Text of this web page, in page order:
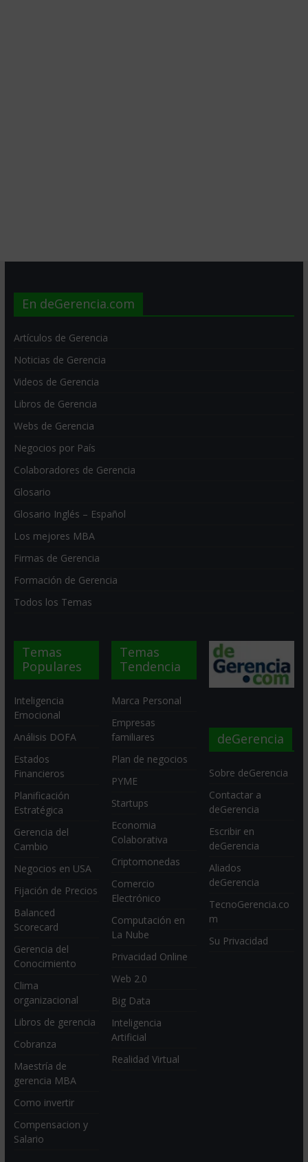
En deGerencia.com
Artículos de Gerencia
Noticias de Gerencia
Videos de Gerencia
Libros de Gerencia
Webs de Gerencia
Negocios por País
Colaboradores de Gerencia
Glosario
Glosario Inglés – Español
Los mejores MBA
Firmas de Gerencia
Formación de Gerencia
Todos los Temas
Temas
Populares
Inteligencia
Emocional
Análisis DOFA
Estados
Financieros
Planificación
Estratégica
Gerencia del
Cambio
Negocios en USA
Fijación de Precios
Balanced
Scorecard
Gerencia del
Conocimiento
Clima
organizacional
Libros de gerencia
Cobranza
Maestría de
gerencia MBA
Como invertir
Compensacion y
Salario
Temas
Tendencia
Marca Personal
Empresas
familiares
Plan de negocios
PYME
Startups
Economia
Colaborativa
Criptomonedas
Comercio
Electrónico
Computación en
La Nube
Privacidad Online
Web 2.0
Big Data
Inteligencia
Artificial
Realidad Virtual
deGerencia
Sobre deGerencia
Contactar a
deGerencia
Escribir en
deGerencia
Aliados
deGerencia
TecnoGerencia.co
m
Su Privacidad